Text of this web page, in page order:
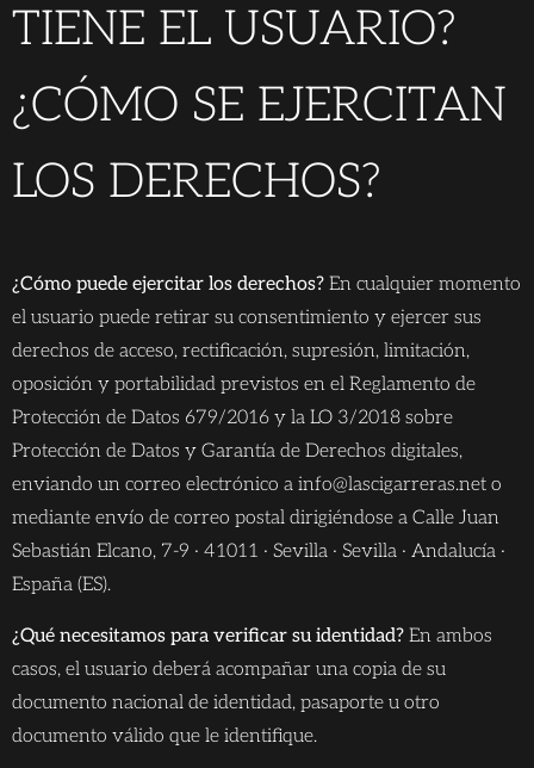
TIENE EL USUARIO?
¿CÓMO SE EJERCITAN
LOS DERECHOS?
¿Cómo puede ejercitar los derechos? En cualquier momento
el usuario puede retirar su consentimiento y ejercer sus
derechos de acceso, rectificación, supresión, limitación,
oposición y portabilidad previstos en el Reglamento de
Protección de Datos 679/2016 y la LO 3/2018 sobre
Protección de Datos y Garantía de Derechos digitales,
enviando un correo electrónico a info@lascigarreras.net o
mediante envío de correo postal dirigiéndose a Calle Juan
Sebastián Elcano, 7-9 · 41011 · Sevilla · Sevilla · Andalucía ·
España (ES).
¿Qué necesitamos para verificar su identidad? En ambos
casos, el usuario deberá acompañar una copia de su
documento nacional de identidad, pasaporte u otro
documento válido que le identifique.